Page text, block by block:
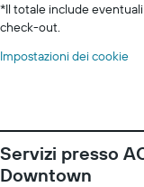
*Il totale include
check-out.
Impostazioni dei cookie
Servizi presso
Downtown